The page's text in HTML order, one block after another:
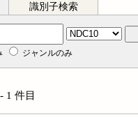
識別子検索
ジャンルのみ
- 1 件目